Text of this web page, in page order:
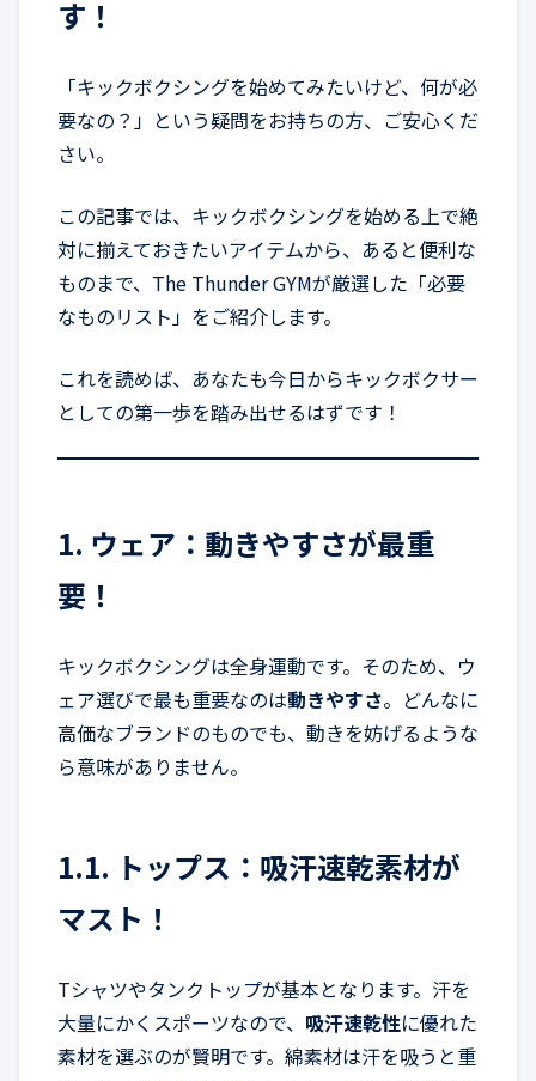
す！
「キックボクシングを始めてみたいけど、何が必
要なの？」という疑問をお持ちの方、ご安心くだ
さい。
この記事では、キックボクシングを始める上で絶
対に揃えておきたいアイテムから、あると便利な
ものまで、The Thunder GYMが厳選した「必要
なものリスト」をご紹介します。
これを読めば、あなたも今日からキックボクサー
としての第一歩を踏み出せるはずです！
1. ウェア：動きやすさが最重
要！
キックボクシングは全身運動です。そのため、ウ
ェア選びで最も重要なのは動きやすさ。どんなに
高価なブランドのものでも、動きを妨げるような
ら意味がありません。
1.1. トップス：吸汗速乾素材が
マスト！
Tシャツやタンクトップが基本となります。汗を
大量にかくスポーツなので、 吸汗速乾性に優れた
素材を選ぶのが賢明です。綿素材は汗を吸うと重